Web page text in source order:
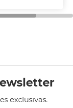
exclusivas.